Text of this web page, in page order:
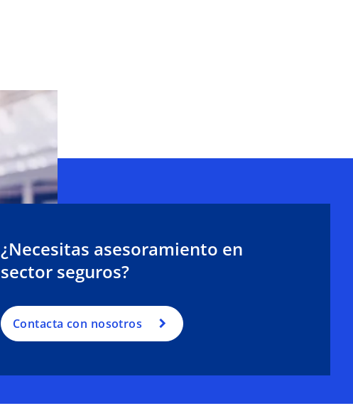
¿Necesitas asesoramiento en
sector seguros?
Contacta con nosotros